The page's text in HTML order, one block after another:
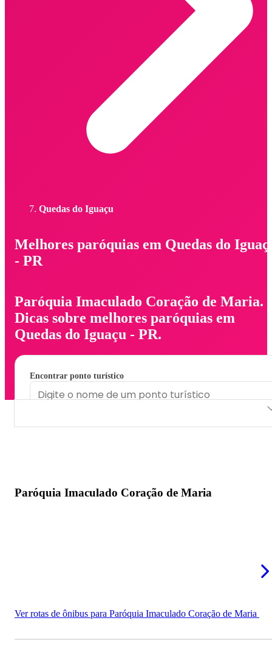
Quedas do Iguaçu
Melhores paróquias em Quedas do
- PR
Paróquia Imaculado Coração de Maria.
Dicas sobre melhores paróquias em
Quedas do Iguaçu - PR.
Encontrar ponto turístico
Paróquia Imaculado Coração de Maria
Ver rotas de ônibus para Paróquia Imaculado Coração de Maria